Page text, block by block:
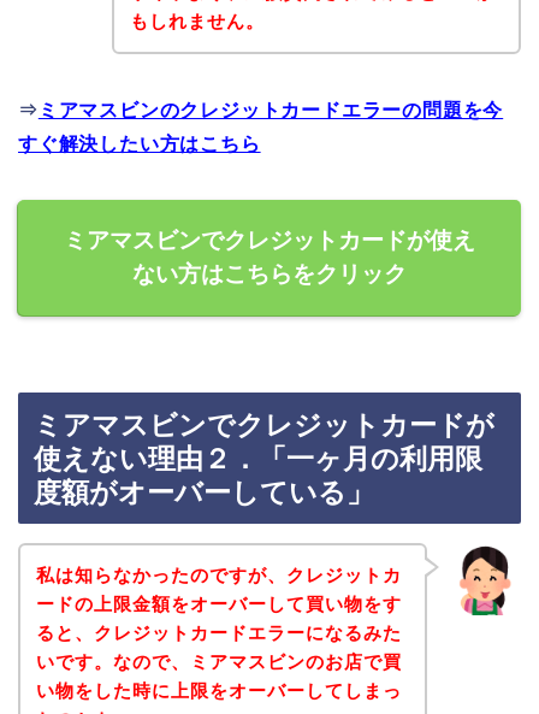
もしれません。
⇒ ミアマスビンのクレジットカードエラーの問題を今
すぐ解決したい方はこちら
ミアマスビンでクレジットカードが使え
ない方はこちらをクリック
ミアマスビンでクレジットカードが
使えない理由２．「一ヶ月の利用限
度額がオーバーしている」
私は知らなかったのですが、クレジットカ
ードの上限金額をオーバーして買い物をす
ると、クレジットカードエラーになるみた
いです。なので、ミアマスビンのお店で買
い物をした時に上限をオーバーしてしまっ